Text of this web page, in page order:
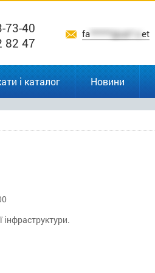
73-40
82 47
fa ******@uk*.n et
і каталог Новини